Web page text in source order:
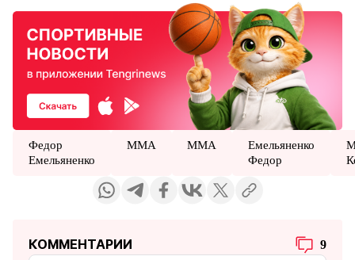
Федор
Емельяненко
ММА MMA
Емельяненко
Федор
КОММЕНТАРИИ 9